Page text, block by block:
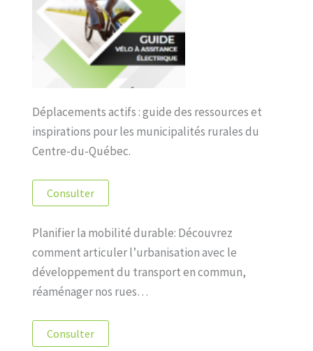
Déplacements actifs : guide des ressources et
inspirations pour les municipalités rurales du
Centre-du-Québec.
Consulter
Planifier la mobilité durable: Découvrez
comment articuler l’urbanisation avec le
développement du transport en commun,
réaménager nos rues…
Consulter